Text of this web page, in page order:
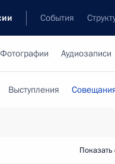
События
Фотографии Аудиозаписи
Выступления